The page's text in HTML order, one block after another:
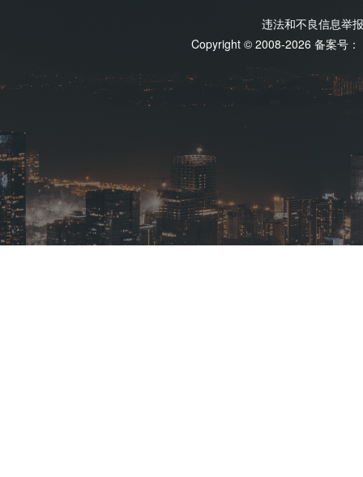
违法和不良信息举
Copyright © 2008-2026 备案号：